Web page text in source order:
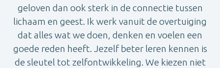
geloven dan ook sterk in de connectie tussen
lichaam en geest. Ik werk vanuit de overtuiging
dat alles wat we doen, denken en voelen een
goede reden heeft. Jezelf beter leren kennen is
de sleutel tot zelfontwikkeling. We kiezen niet